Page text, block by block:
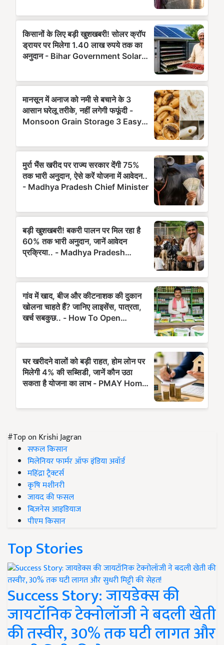
#Top on Krishi Jagran
सफल किसान
मिलेनियर फार्मर ऑफ इंडिया अवॉर्ड
महिंद्रा ट्रैक्टर्स
कृषि मशीनरी
जायद की फसल
बिज़नेस आइडियाज
पीएम किसान
Top Stories
Success Story: जायडेक्स की
जायटॉनिक टेक्नोलॉजी ने बदली खेती
की तस्वीर, 30% तक घटी लागत और